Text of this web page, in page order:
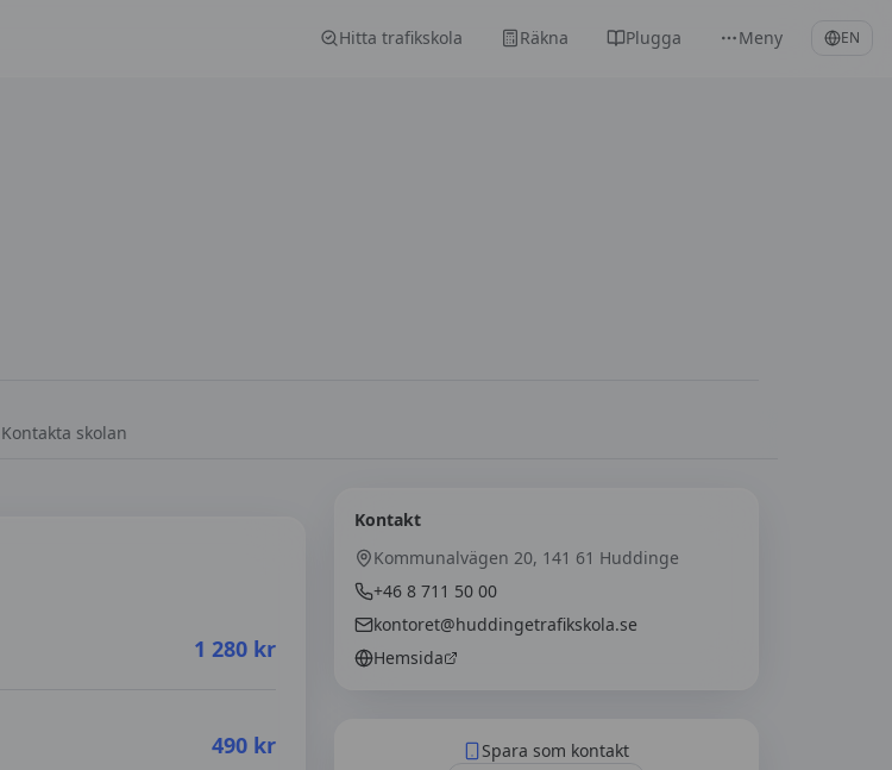
Hitta trafikskola Räkna Plugga Meny EN
Kontakta skolan
1 280kr
490kr
Kontakt
Kommunalvägen 20, 141 61 Huddinge
+46 8 711 50 00
kontoret@huddingetrafikskola.se
Hemsida
Spara som kontakt